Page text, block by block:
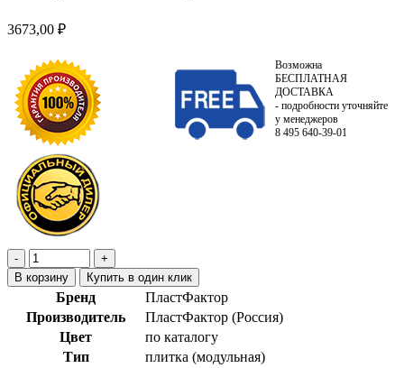
3673,00 ₽
Возможна
БЕСПЛАТНАЯ
ДОСТАВКА
- подробности уточняйте
у менеджеров
8 495 640-39-01
В корзину Купить в один клик
Бренд
ПластФактор
Производитель
ПластФактор (Россия)
Цвет
по каталогу
Тип
плитка (модульная)